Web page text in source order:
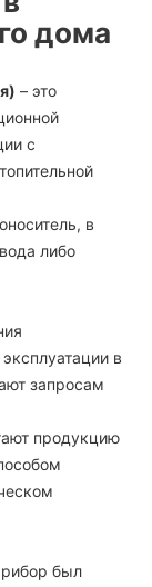
дома
– это
с
в
либо
в
запросам
продукцию
был